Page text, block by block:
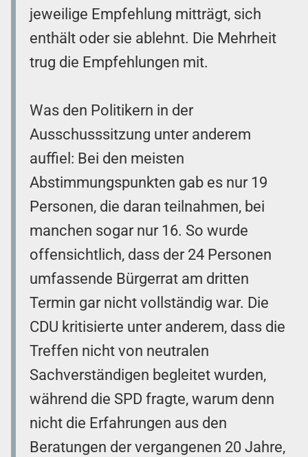
jeweilige Empfehlung mitträgt, sich
enthält oder sie ablehnt. Die Mehrheit
trug die Empfehlungen mit.
Was den Politikern in der
Ausschusssitzung unter anderem
auffiel: Bei den meisten
Abstimmungspunkten gab es nur 19
Personen, die daran teilnahmen, bei
manchen sogar nur 16. So wurde
offensichtlich, dass der 24 Personen
umfassende Bürgerrat am dritten
Termin gar nicht vollständig war. Die
CDU kritisierte unter anderem, dass die
Treffen nicht von neutralen
Sachverständigen begleitet wurden,
während die SPD fragte, warum denn
nicht die Erfahrungen aus den
Beratungen der vergangenen 20 Jahre,